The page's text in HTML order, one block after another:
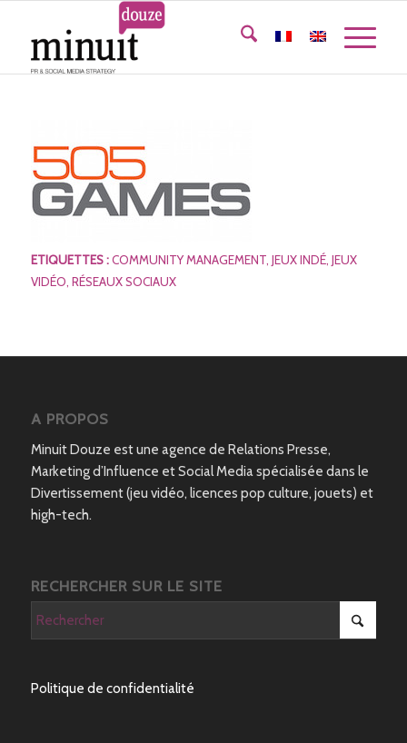
ETIQUETTES : COMMUNITY MANAGEMENT, JEUX INDÉ, JEUX
VIDÉO, RÉSEAUX SOCIAUX
A PROPOS
Minuit Douze est une agence de Relations Presse,
Marketing d’Influence et Social Media spécialisée dans le
Divertissement (jeu vidéo, licences pop culture, jouets) et
high-tech.
RECHERCHER SUR LE SITE
Politique de confidentialité